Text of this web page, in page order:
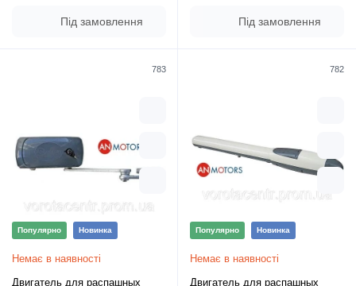
Під замовлення Під замовлення
783
Популярно Новинка
Немає в наявності
Двигатель для распашных
782
Популярно Новинка
Немає в наявності
Двигатель для распашных